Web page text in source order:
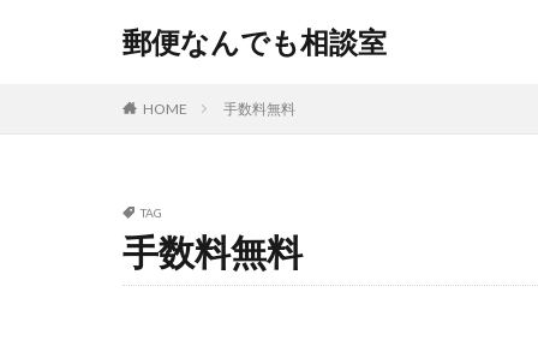
郵便なんでも相談室
HOME 手数料無料
TAG
手数料無料